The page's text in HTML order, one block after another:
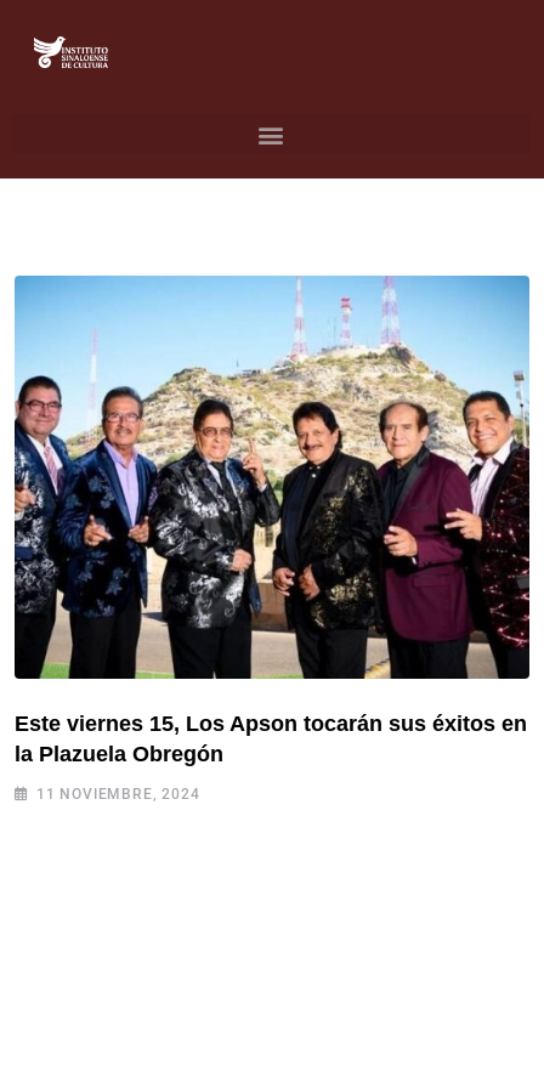
Este viernes 15, Los Apson tocarán sus éxitos en
la Plazuela Obregón
11 NOVIEMBRE, 2024